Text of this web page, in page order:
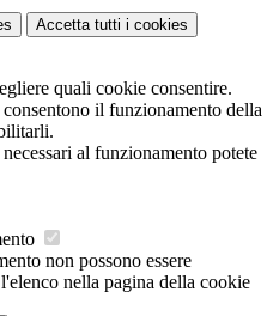
Accetta tutti i cookies
quali cookie consentire.
il funzionamento della
al funzionamento potete
non possono essere
nella pagina della cookie